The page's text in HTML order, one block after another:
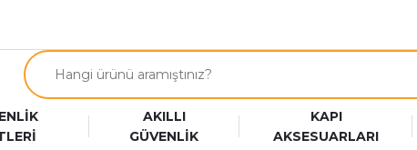
AKILLI
GÜVENLİK
KAPI
AKSESUARLARI